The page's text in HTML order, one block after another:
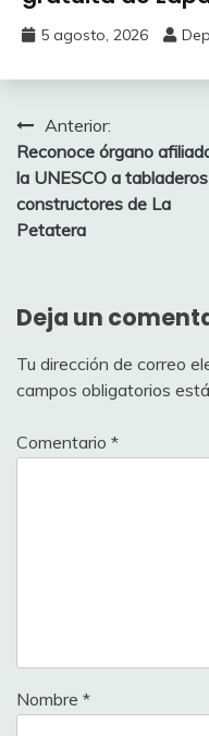
5 agosto, 2026
Navegación
de
entradas
Anterior:
‎Reconoce órgano
la UNESCO ‎a
constructores de La
Petatera
Deja un
Tu dirección de correo
campos obligatorios
Comentario *
Nombre *